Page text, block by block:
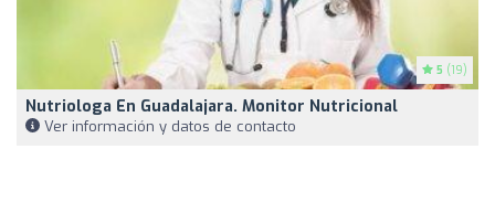
5 (19)
Nutriologa En Guadalajara. Monitor Nutricional
Ver información y datos de contacto